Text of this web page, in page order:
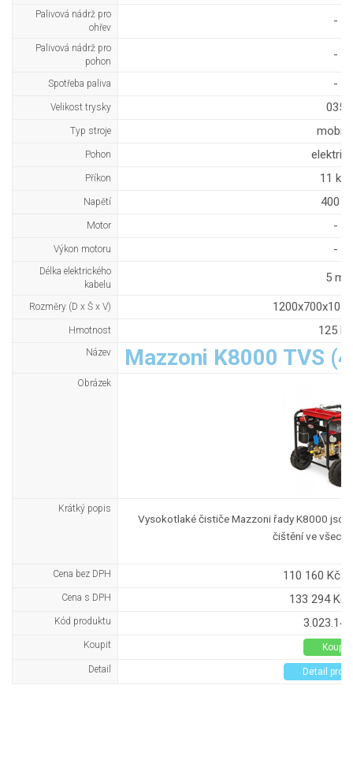
Palivová nádrž pro
ohřev
-
Palivová nádrž pro
pohon
-
Spotřeba paliva -
Velikost trysky 035
Typ stroje mobilní
Pohon
Příkon 11 kW
Napětí 400 V
Motor -
Výkon motoru -
Délka elektrického
kabelu
5 m
Rozměry (D x Š x V)
Hmotnost 125 kg
Název Mazzoni K8000 TVS
Obrázek
Krátký popis
Vysokotlaké čističe Mazzoni řady K8000
čištění ve všech
Cena bez DPH 110 160 Kč
Cena s DPH 133 294 Kč
Kód produktu
Koupit
Koupit
Detail
Detail